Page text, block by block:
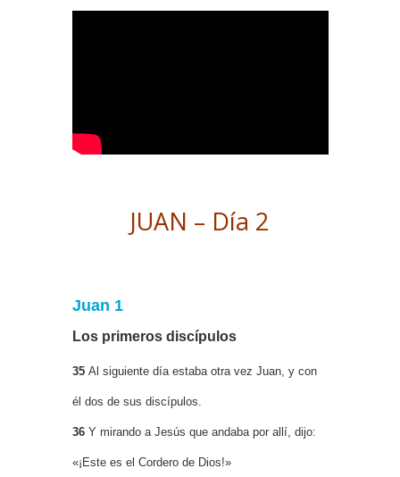
JUAN – Día 2
Juan 1
Los primeros discípulos
35 Al siguiente día estaba otra vez Juan, y con
él dos de sus discípulos.
36 Y mirando a Jesús que andaba por allí, dijo:
«¡Este es el Cordero de Dios!»